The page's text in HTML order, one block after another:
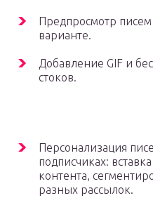
Предпросмотр
варианте.
Добавление GIF и
стоков.
Персонализация
подписчиках:
контента,
разных рассылок.